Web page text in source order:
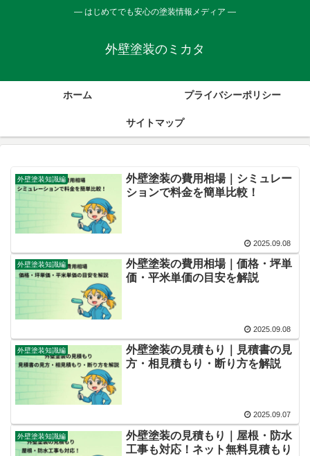
― はじめてでも安心の塗装情報メディア ―
外壁塗装のミカタ
ホーム プライバシーポリシー
サイトマップ
外壁塗装知識編
外壁塗装の費用相場｜シミュレー
ションで料金を簡単比較！
2025.09.08
外壁塗装知識編
外壁塗装の費用相場｜価格・坪単
価・平米単価の目安を解説
2025.09.08
外壁塗装知識編
外壁塗装の見積もり｜見積書の見
方・相見積もり・断り方を解説
2025.09.07
外壁塗装知識編
外壁塗装の見積もり｜屋根・防水
工事も対応！ネット無料見積もり